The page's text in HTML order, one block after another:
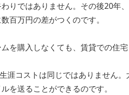
りではありません。その後20年
百万円の差がつくのです。
を購入しなくても、賃貸での住
涯コストは同じではありません
を送ることができるのです。